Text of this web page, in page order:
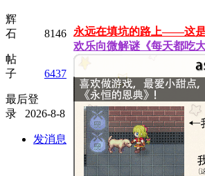
辉
石 8146
帖
子 6437
最后登
录 2026-8-8
发消息
永远在填坑的路上——这是
欢乐向微解谜《每天都吃